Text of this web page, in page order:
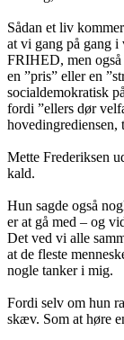
Sådan et liv
at vi gang på gang
FRIHED, men
en ”pris” eller en
socialdemokratisk
fordi ”ellers dør
Mette Frederiksen
kald.
Hun sagde også
er at gå med – og
Det ved vi alle
at de fleste
nogle tanker i mig.
Fordi selv om hun
skæv. Som at høre